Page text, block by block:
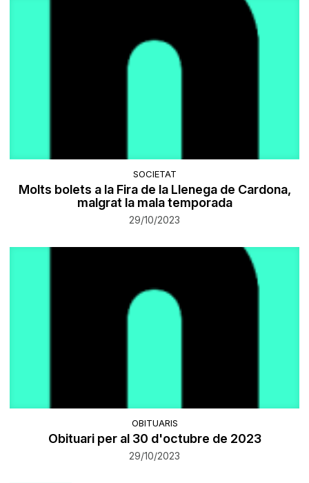
SOCIETAT
Molts bolets a la Fira de la Llenega de Cardona,
malgrat la mala temporada
29/10/2023
OBITUARIS
Obituari per al 30 d'octubre de 2023
29/10/2023